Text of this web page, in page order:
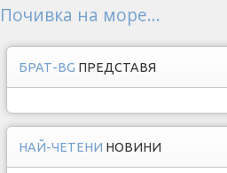
Почивка на море...
БРАТ-BG ПРЕДСТАВЯ
НАЙ-ЧЕТЕНИ НОВИНИ